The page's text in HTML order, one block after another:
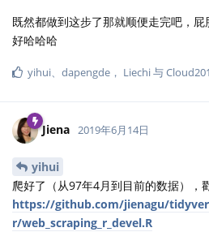
既然都做到这步了那就顺便走完吧，
好哈哈哈
yihui、 dapengde ， Liechi与
Jiena 2019年6月14日
yihui
爬好了（从97年4月到目前的数据），
https://github.com/jienagu/
r/web_scraping_r_devel.R